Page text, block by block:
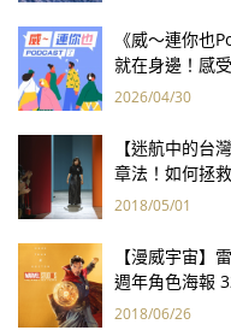
《威～連你也
就在身邊！感
2026/04/30
【迷航中的台
章法！如何拯
2018/05/01
【漫威宇宙】
週年角色海報
2018/06/26